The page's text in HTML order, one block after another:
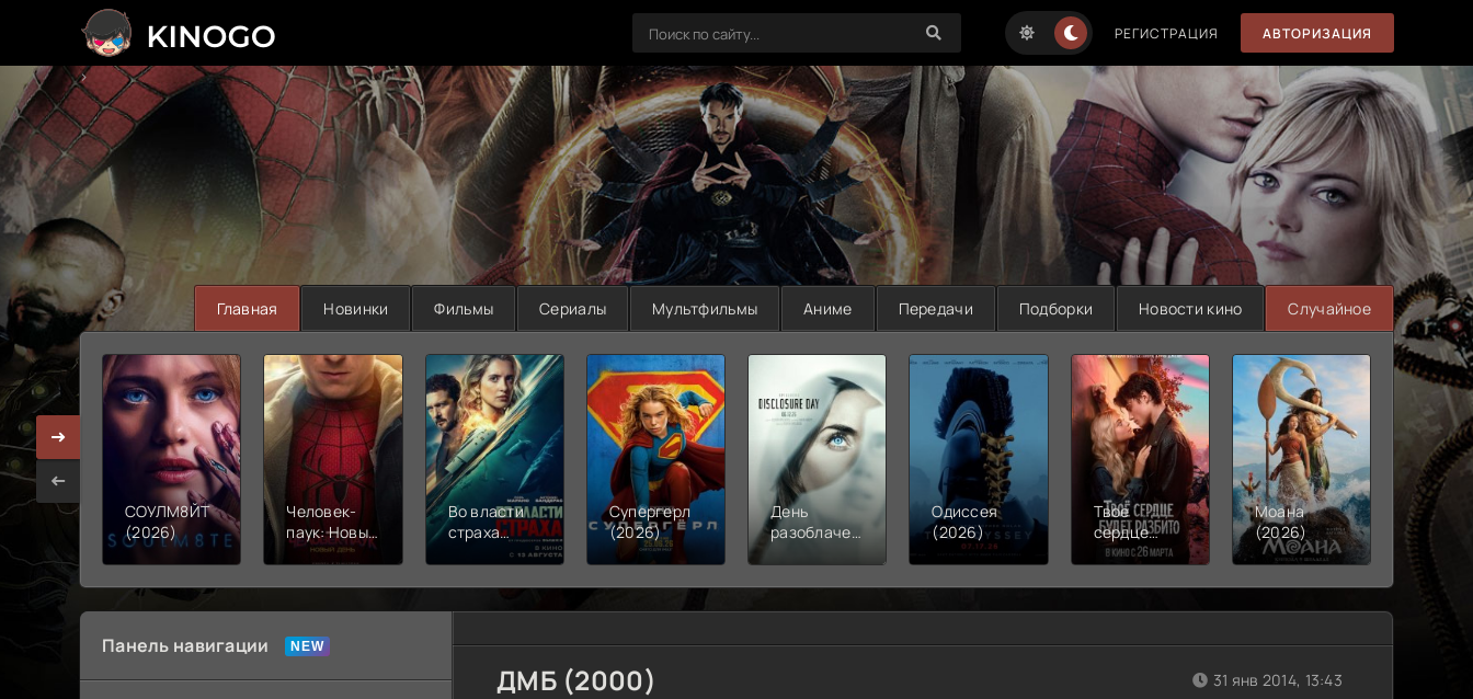
РЕГИСТРАЦИЯ АВТОРИЗАЦИЯ
>
Главная Новинки Фильмы Сериалы Мультфильмы Аниме Передачи Подборки Новости кино Случайное
СОУЛМ8ЙТ
(2026)
Человек-
паук: Новый
день (2026)
Во власти
страха
Супергерл
(2026)
День
разоблачения
Одиссея
(2026)
Твое
сердце
будет
(2026)
Моана
(2026)
Смерть
Робина
(2026)
Панель навигации
ДМБ (2000) 31 янв 2014, 13:43